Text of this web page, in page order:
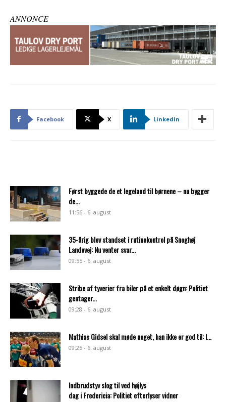
ANNONCE
Facebook X Linkedin
Først byggede de et legeland til børnene – nu bygger
de...
11:56 - 6. august
35-årig blev standset i rutinekontrol på Snoghøj
Landevej: Nu venter svar...
09:55 - 6. august
Stribe af tyverier fra biler på et enkelt døgn: Politiet
gentager...
09:28 - 6. august
Mathias Gidsel skal møde noget, han ikke er god til: I...
09:25 - 6. august
Indbrudstyv slog til ved højlys
dag i Fredericia: Politiet efterlyser vidner